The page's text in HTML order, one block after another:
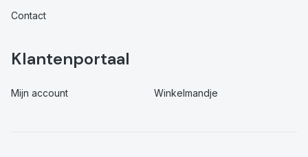
Contact
Klantenportaal
Mijn account Winkelmandje